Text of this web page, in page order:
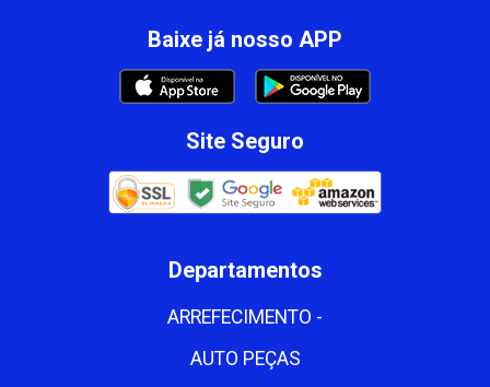
Baixe já nosso APP
Site Seguro
Departamentos
ARREFECIMENTO -
AUTO PEÇAS